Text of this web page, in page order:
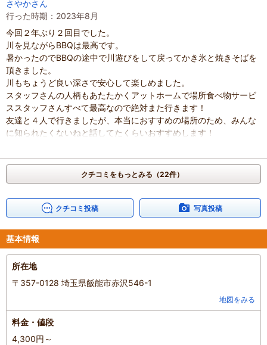
餌の付け方や釣り方も教えてくれ、水槽のようなイケスなので横か
ら餌をたべるところや、魚の様子もみられ楽しかった。
子供たちはマスをつり、塩焼きにしてもらいたべてました！
雨でも遊べる屋根付きスペースでは卓球や的当て、バスケもでき
て、かき氷食べ放題タイムもあり、雨を忘れて楽しく過ごせまし
た。
アットホームな雰囲気でした。
水回りやお手洗いは清潔な感じでした。
駐車場もすぐ近くで、場所もわかりやすかった。
文句なしの大満足です！！
混雑具合 ： 普通
家族の内訳：お子様、配偶者、
4～6歳、
7～12歳、
人数
さやかさん
行った時期：2023年8月
今回２年ぶり２回目でした。
川を見ながらBBQは最高です。
暑かったのでBBQの途中で川遊びをして戻ってかき氷と焼きそばを
頂きました。
川もちょうど良い深さで安心して楽しめました。
スタッフさんの人柄もあたたかくアットホームで場所食べ物サービ
ススタッフさんすべて最高なので絶対また行きます！
友達と４人で行きましたが、本当におすすめの場所のため、みんな
に知られたくないねと話してたくらいおすすめします！
混雑具合：普通
人数：3人～5人
クチコミをもっとみる（22件）
クチコミ投稿 写真投稿
基本情報
所在地
〒357-0128 埼玉県飯能市赤沢546-1
地図をみる
料金・値段
4,300円～